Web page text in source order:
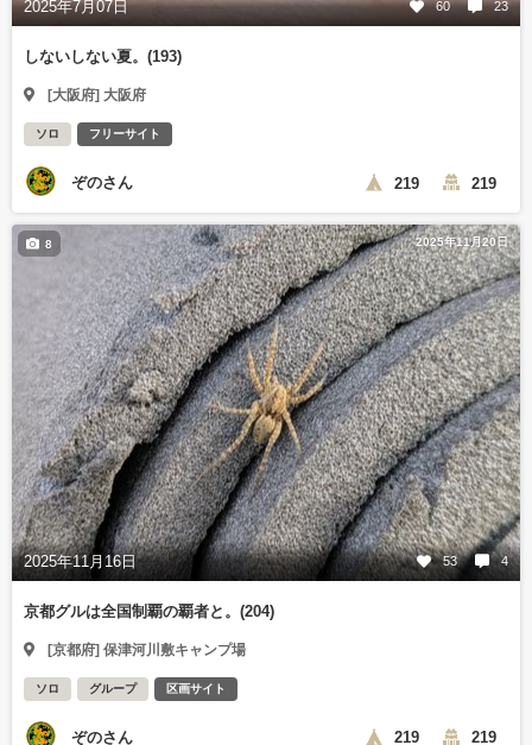
2025年7月07日 60 23
しないしない夏。(193)
[大阪府] 大阪府
ソロ フリーサイト
ぞのさん 219 219
2025年11月20日
2025年11月16日 53 4
8
京都グルは全国制覇の覇者と。(204)
[京都府] 保津河川敷キャンプ場
ソロ グループ 区画サイト
ぞのさん 219 219